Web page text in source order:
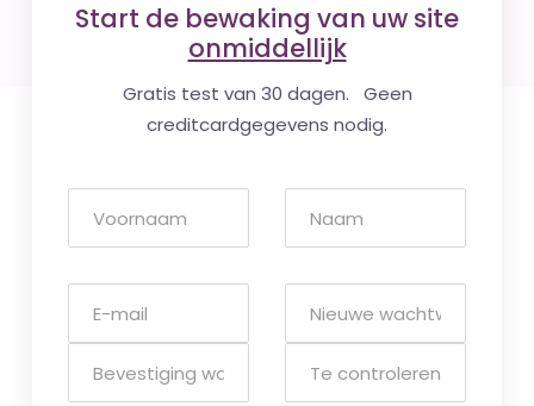
Start de bewaking van uw site
onmiddellijk
Gratis test van 30 dagen. Geen
creditcardgegevens nodig.